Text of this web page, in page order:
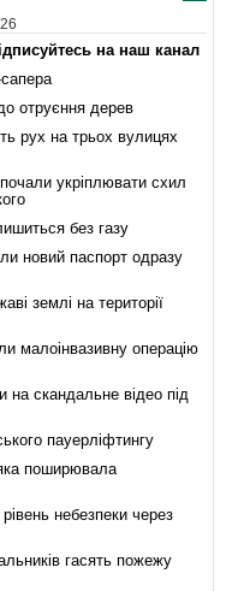
на наш канал
отруєння дерев
рух на трьох вулицях
укріплювати схил
без газу
новий паспорт одразу
землі на території
малоінвазивну операцію
скандальне відео під
пауерліфтингу
поширювала
небезпеки через
гасять пожежу